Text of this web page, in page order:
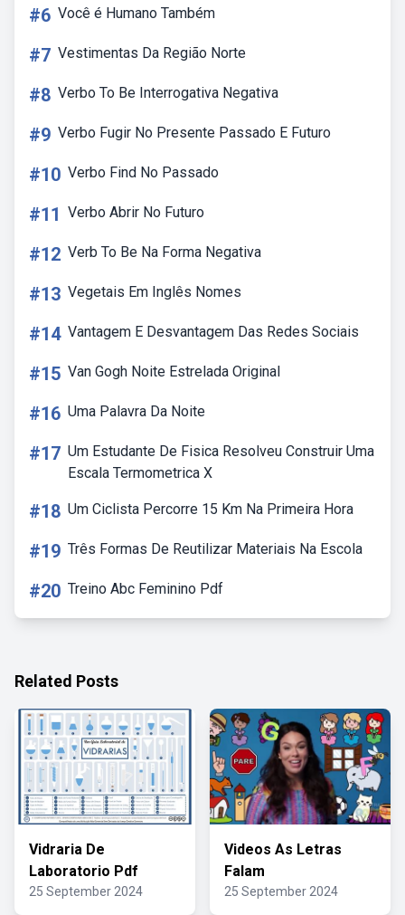
#6 Você é Humano Também
#7 Vestimentas Da Região Norte
#8 Verbo To Be Interrogativa Negativa
#9 Verbo Fugir No Presente Passado E Futuro
#10 Verbo Find No Passado
#11 Verbo Abrir No Futuro
#12 Verb To Be Na Forma Negativa
#13 Vegetais Em Inglês Nomes
#14 Vantagem E Desvantagem Das Redes Sociais
#15 Van Gogh Noite Estrelada Original
#16 Uma Palavra Da Noite
#17 Um Estudante De Fisica Resolveu Construir Uma
Escala Termometrica X
#18 Um Ciclista Percorre 15 Km Na Primeira Hora
#19 Três Formas De Reutilizar Materiais Na Escola
#20 Treino Abc Feminino Pdf
Related Posts
Vidraria De
Laboratorio Pdf
25 September 2024
Videos As Letras
Falam
25 September 2024